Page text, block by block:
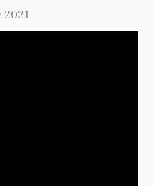
2021